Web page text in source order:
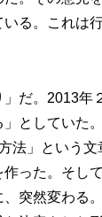
る。これは
だ。2013年
としていた。
法」という
った。そし
突然変わる